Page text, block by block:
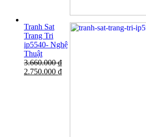
Tranh Sat
Trang Tri
ip5540- Nghệ
Thuật
3.660.000₫
2.750.000 ₫